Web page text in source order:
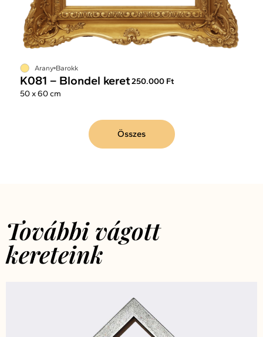
Arany Barokk
K081 – Blondel keret250.000 Ft
50 x 60 cm
Összes
További vágott
kereteink